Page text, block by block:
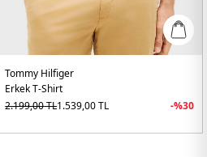
Tommy Hilfiger
Erkek T-Shirt
2.199,00TL1.539,00TL -%30